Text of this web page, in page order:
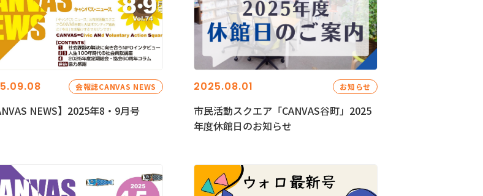
会報誌CANVAS NEWS
NEWS】2025年8・9月号
2025.08.01 お知らせ
市民活動スクエア「CANVAS谷町」2025
年度休館日のお知らせ